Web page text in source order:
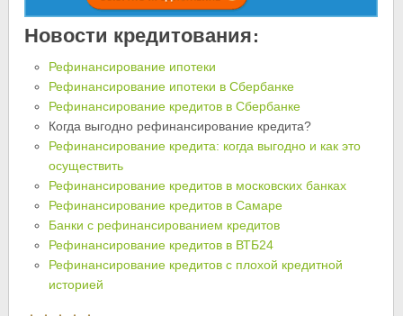
Новости кредитования:
Рефинансирование ипотеки
Рефинансирование ипотеки в Сбербанке
Рефинансирование кредитов в Сбербанке
Когда выгодно рефинансирование кредита?
Рефинансирование кредита: когда выгодно и как это
осуществить
Рефинансирование кредитов в московских банках
Рефинансирование кредитов в Самаре
Банки с рефинансированием кредитов
Рефинансирование кредитов в ВТБ24
Рефинансирование кредитов с плохой кредитной
историей